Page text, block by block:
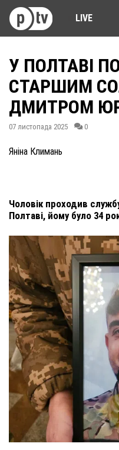
LIVE
У ПОЛТАВІ
СТАРШИМ
ДМИТРОМ
07 листопада 2025 0
Яніна Климань
Чоловік проходив
Полтаві, йому було 34